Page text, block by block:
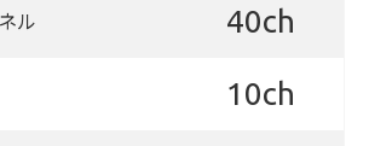
ル 40ch
10ch